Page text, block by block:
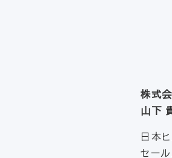
株式
山下
日本
セー